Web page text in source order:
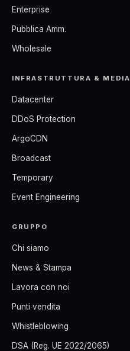
Enterprise
Pubblica Amm.
Wholesale
INFRASTRUTTURA & MEDIA
Datacenter
DDoS Protection
ArgoCDN
Broadcast
Temporary
Event Engineering
GRUPPO
Chi siamo
News & Stampa
Lavora con noi
Punti vendita
Whistleblowing
DSA (Reg. UE 2022/2065)